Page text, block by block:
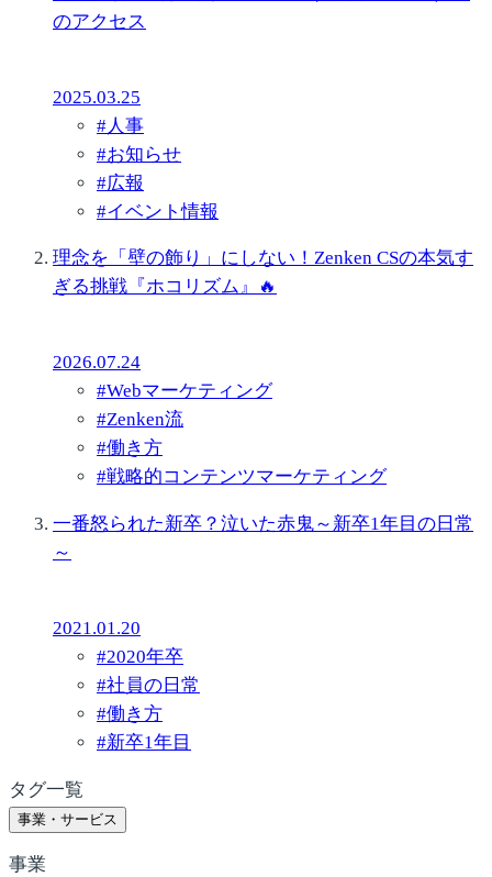
のアクセス
2025.03.25
# 人事
#お知らせ
#広報
#イベント情報
理念を「壁の飾り」にしない！Zenken CSの本気す
ぎる挑戦『ホコリズム』🔥
2026.07.24
#Webマーケティング
#Zenken流
#働き方
#戦略的コンテンツマーケティング
一番怒られた新卒？泣いた赤鬼～新卒1年目の日常
～
2021.01.20
#2020年卒
#社員の日常
#働き方
#新卒1年目
タグ一覧
事業・サービス
事業